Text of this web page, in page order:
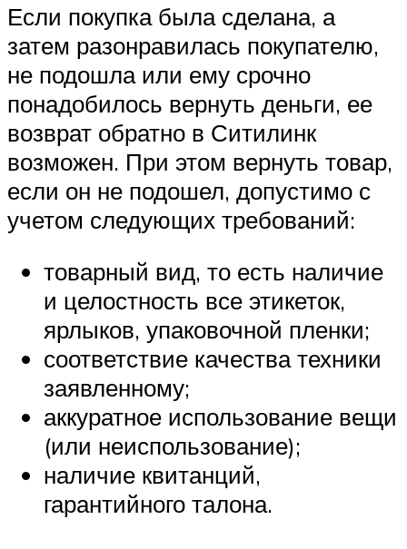
Если покупка была сделана, а
затем разонравилась покупателю,
не подошла или ему срочно
понадобилось вернуть деньги, ее
возврат обратно в Ситилинк
возможен. При этом вернуть товар,
если он не подошел, допустимо с
учетом следующих требований:
товарный вид, то есть наличие
и целостность все этикеток,
ярлыков, упаковочной пленки;
соответствие качества техники
заявленному;
аккуратное использование вещи
(или неиспользование);
наличие квитанций,
гарантийного талона.